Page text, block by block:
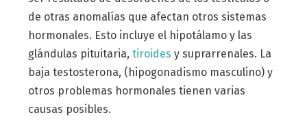
de otras anomalías que afectan otros sistemas
hormonales. Esto incluye el hipotálamo y las
glándulas pituitaria, tiroides y suprarrenales. La
baja testosterona, (hipogonadismo masculino) y
otros problemas hormonales tienen varias
causas posibles.